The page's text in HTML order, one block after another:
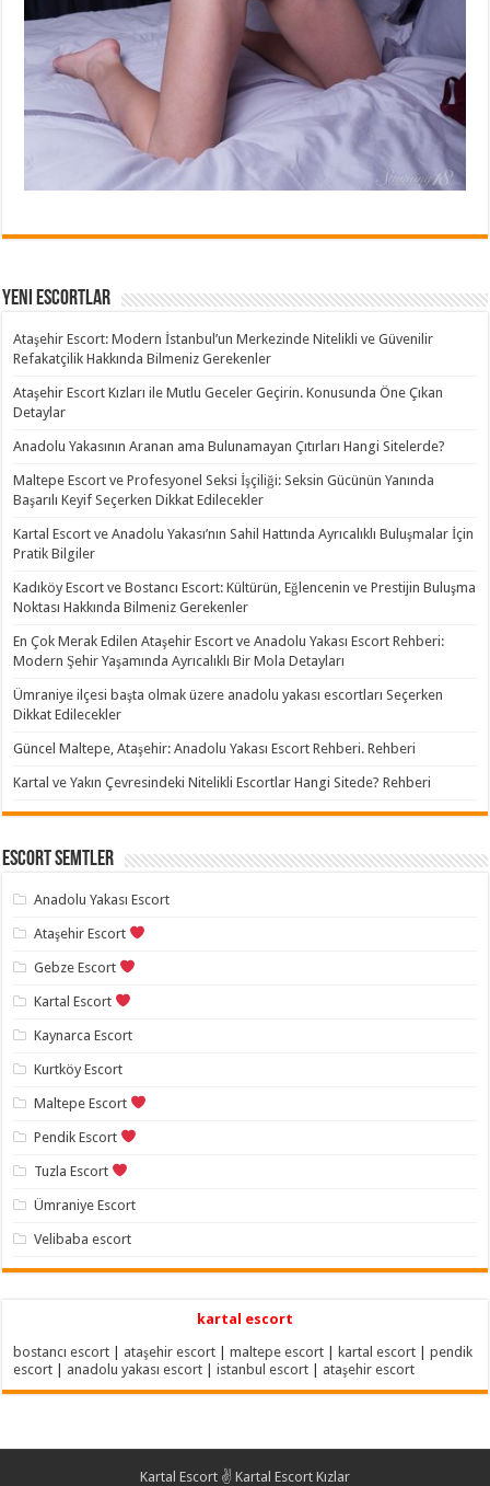
Yeni Escortlar
Ataşehir Escort: Modern İstanbul’un Merkezinde Nitelikli ve Güvenilir
Refakatçilik Hakkında Bilmeniz Gerekenler
Ataşehir Escort Kızları ile Mutlu Geceler Geçirin. Konusunda Öne Çıkan
Detaylar
Anadolu Yakasının Aranan ama Bulunamayan Çıtırları Hangi Sitelerde?
Maltepe Escort ve Profesyonel Seksi İşçiliği: Seksin Gücünün Yanında
Başarılı Keyif Seçerken Dikkat Edilecekler
Kartal Escort ve Anadolu Yakası’nın Sahil Hattında Ayrıcalıklı Buluşmalar İçin
Pratik Bilgiler
Kadıköy Escort ve Bostancı Escort: Kültürün, Eğlencenin ve Prestijin Buluşma
Noktası Hakkında Bilmeniz Gerekenler
En Çok Merak Edilen Ataşehir Escort ve Anadolu Yakası Escort Rehberi:
Modern Şehir Yaşamında Ayrıcalıklı Bir Mola Detayları
Ümraniye ilçesi başta olmak üzere anadolu yakası escortları Seçerken
Dikkat Edilecekler
Güncel Maltepe, Ataşehir: Anadolu Yakası Escort Rehberi. Rehberi
Kartal ve Yakın Çevresindeki Nitelikli Escortlar Hangi Sitede? Rehberi
Escort Semtler
Anadolu Yakası Escort
Ataşehir Escort
Gebze Escort
Kartal Escort
Kaynarca Escort
Kurtköy Escort
Maltepe Escort
Pendik Escort
Tuzla Escort
Ümraniye Escort
Velibaba escort
kartal escort
bostancı escort
ataşehir escort |maltepe escort kartal escort |pendik
escort
anadolu yakası escort |istanbul escort ataşehir escort
Kartal Escort ✌️ Kartal Escort Kızlar